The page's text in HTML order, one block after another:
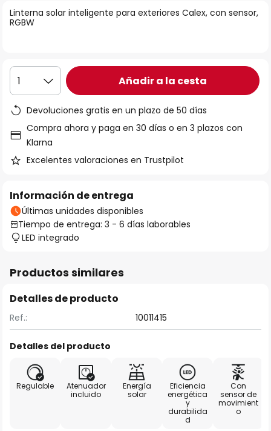
la
galería
Linterna solar inteligente para exteriores Calex, con sensor,
RGBW
1 Añadir a la cesta
Devoluciones gratis en un plazo de 50 días
Compra ahora y paga en 30 días o en 3 plazos con
Klarna
Excelentes valoraciones en Trustpilot
Información de entrega
Últimas unidades disponibles
Tiempo de entrega: 3 - 6 días laborables
LED integrado
Productos similares
Detalles de producto
Ref.: 10011415
Detalles del producto
Regulable
Atenuador
incluido
Energía
solar
Eficiencia
energética
y
durabilida
d
Con
sensor de
movimient
o